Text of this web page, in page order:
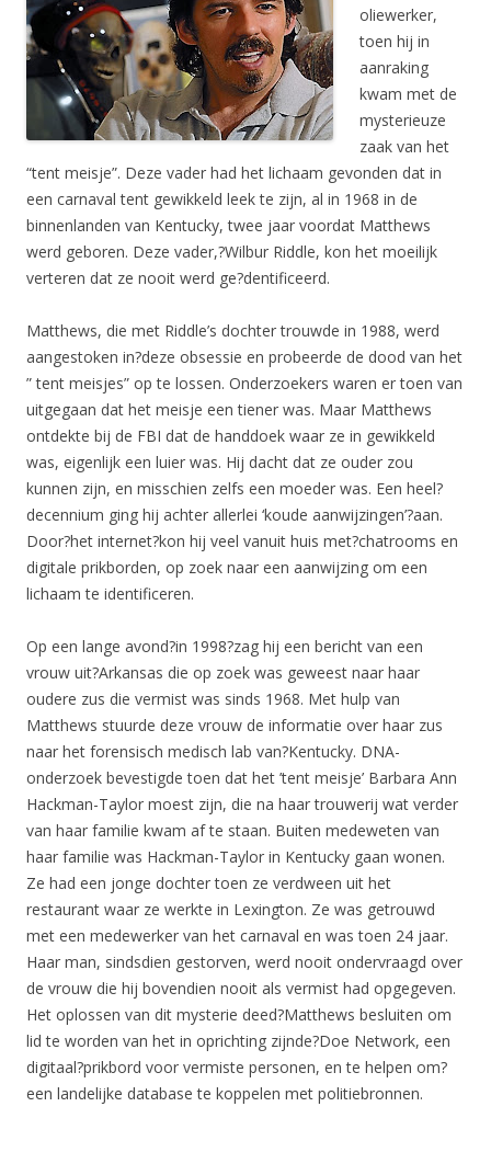
oliewerker,
toen hij in
aanraking
kwam met de
mysterieuze
zaak van het
“tent meisje”. Deze vader had het lichaam gevonden dat in
een carnaval tent gewikkeld leek te zijn, al in 1968 in de
binnenlanden van Kentucky, twee jaar voordat Matthews
werd geboren. Deze vader,?Wilbur Riddle, kon het moeilijk
verteren dat ze nooit werd ge?dentificeerd.
Matthews, die met Riddle’s dochter trouwde in 1988, werd
aangestoken in?deze obsessie en probeerde de dood van het
” tent meisjes” op te lossen. Onderzoekers waren er toen van
uitgegaan dat het meisje een tiener was. Maar Matthews
ontdekte bij de FBI dat de handdoek waar ze in gewikkeld
was, eigenlijk een luier was. Hij dacht dat ze ouder zou
kunnen zijn, en misschien zelfs een moeder was. Een heel?
decennium ging hij achter allerlei ‘koude aanwijzingen’?aan.
Door?het internet?kon hij veel vanuit huis met?chatrooms en
digitale prikborden, op zoek naar een aanwijzing om een
lichaam te identificeren.
Op een lange avond?in 1998?zag hij een bericht van een
vrouw uit?Arkansas die op zoek was geweest naar haar
oudere zus die vermist was sinds 1968. Met hulp van
Matthews stuurde deze vrouw de informatie over haar zus
naar het forensisch medisch lab van?Kentucky. DNA-
onderzoek bevestigde toen dat het ’tent meisje’ Barbara Ann
Hackman-Taylor moest zijn, die na haar trouwerij wat verder
van haar familie kwam af te staan. Buiten medeweten van
haar familie was Hackman-Taylor in Kentucky gaan wonen.
Ze had een jonge dochter toen ze verdween uit het
restaurant waar ze werkte in Lexington. Ze was getrouwd
met een medewerker van het carnaval en was toen 24 jaar.
Haar man, sindsdien gestorven, werd nooit ondervraagd over
de vrouw die hij bovendien nooit als vermist had opgegeven.
Het oplossen van dit mysterie deed?Matthews besluiten om
lid te worden van het in oprichting zijnde?Doe Network, een
digitaal?prikbord voor vermiste personen, en te helpen om?
een landelijke database te koppelen met politiebronnen.